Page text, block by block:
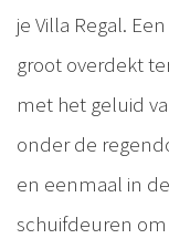
je Villa Regal. Een
groot overdekt
met het geluid
onder de
en eenmaal in
schuifdeuren